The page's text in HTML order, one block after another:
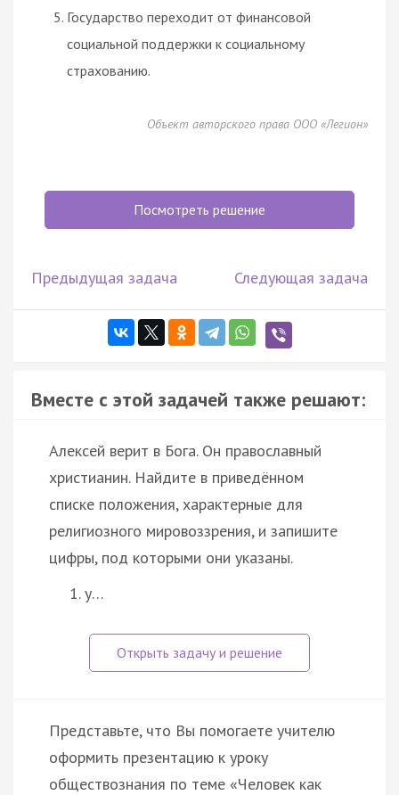
Государство переходит от финансовой
социальной поддержки к социальному
страхованию.
Объект авторского права ООО «Легион»
Посмотреть решение
Предыдущая задача Следующая задача
Вместе с этой задачей также решают:
Алексей верит в Бога. Он православный
христианин. Найдите в приведённом
списке положения, характерные для
религиозного мировоззрения, и запишите
цифры, под которыми они указаны.
у…
Представьте, что Вы помогаете учителю
оформить презентацию к уроку
обществознания по теме «Человек как